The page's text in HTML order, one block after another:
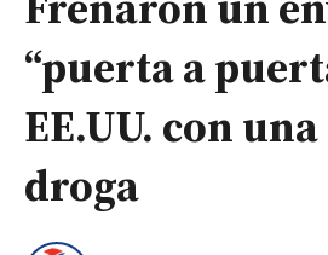
“puerta a
EE.UU. con
droga